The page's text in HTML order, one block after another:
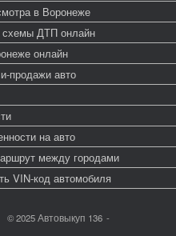
в Воронеже
схемы ДТП онлайн
онлайн
продажи авто
на авто
между городами
VIN-код автомобиля
© 2025 Автовыкуп 136